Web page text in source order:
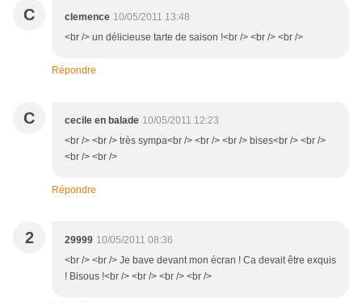
C clemence 10/05/2011 13:48
<br /> un délicieuse tarte de saison !<br /> <br /> <br />
Répondre
C cecile en balade 10/05/2011 12:23
<br /> <br /> très sympa<br /> <br /> <br /> bises<br /> <br />
<br /> <br />
Répondre
2 29999 10/05/2011 08:36
<br /> <br /> Je bave devant mon écran ! Ca devait être exquis
! Bisous !<br /> <br /> <br /> <br />